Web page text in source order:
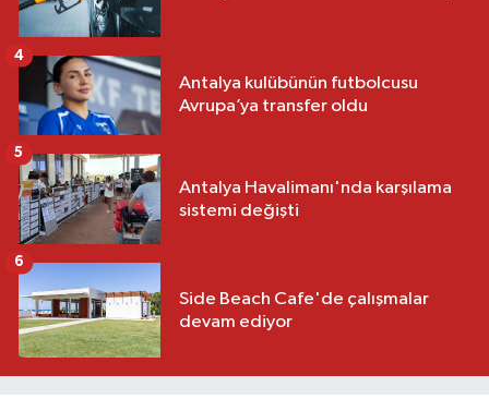
Antalya kulübünün futbolcusu
Avrupa’ya transfer oldu
4
Antalya Havalimanı'nda karşılama
sistemi değişti
5
Side Beach Cafe'de çalışmalar
devam ediyor
6